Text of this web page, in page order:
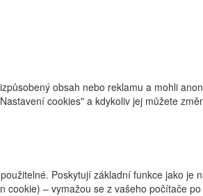
obsah nebo reklamu a mohli
cookies" a kdykoliv jej můžete
Poskytují základní funkce jako
cookie) – vymažou se z vašeho počítače